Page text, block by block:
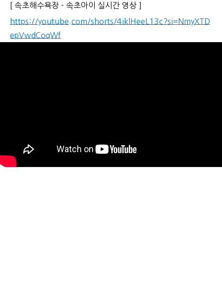
[ 속초해수욕장 - 속초아이 실시간 영상 ]
https://youtube.com/shorts/4iklHeeL13c?si=NmyXTD
epVwdCoqWf